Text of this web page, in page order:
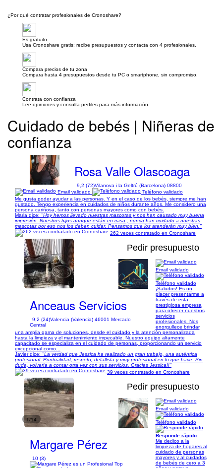
¿Por qué contratar profesionales de Cronoshare?
Es gratuito
Usa Cronoshare gratis: recibe presupuestos y contacta con 4 profesionales.
Compara precios de tu zona
Compara hasta 4 presupuestos desde tu PC o smartphone, sin compromiso.
Contrata con confianza
Lee opiniones y consulta perfiles para más información.
Cuidado de bebés | Niñeras de
confianza
Rosa Valle Olascoaga
9,2 (72)Vilanova i la Geltrú (Barcelona) 08800
Email validado
Teléfono validado
Me gusta poder ayudar a las personas. Y en el caso de los bebés, siempre me han
gustado. Tengo experiencia en cuidados de niños durante años. Me considero una
persona cariñosa, tanto con personas mayores como con bebés.
Maria dice: "Hoy hemos llevado nuestras mascotas y nos han causado muy buena
impresión. Nuestros hijos aunque están en casa , nunca han cuidado a nuestras
mascotas por eso nos los deben cuidar. Pensamos que los atenderán muy bien."
262 veces contratado en Cronoshare
1/39
Pedir presupuesto
Anceaus Servicios
9,2 (24)Valencia (Valencia) 46001 Mercado
Central
Email validado
Teléfono validado
¡Saludos! Es un
placer presentarme a
través de esta
prestigiosa empresa
para ofrecer nuestros
servicios
profesionales. Nos
enorgullece brindar
una amplia gama de soluciones, desde el cuidado y la atención personalizada
hasta la limpieza y el mantenimiento impecable. Nuestro equipo altamente
capacitado se especializa en el cuidado de personas, proporcionando un servicio
excepcional como...
Javier dice: "La verdad que Jessica ha realizado un gran trabajo, una auténtica
profesional. Puntualidad, respeto, detallista y muy profesional en lo que hace. Sin
duda, volvería a contar otra vez con sus servicios. Gracias Jessica!!"
39 veces contratado en Cronoshare
1/14
Pedir presupuesto
Margare Pérez
10 (3)
Email validado
Teléfono validado
Responde rápido
Me dedico a la
limpieza de hogares al
cuidado de personas
mayores y al cuidados
de bebés de cero a 3